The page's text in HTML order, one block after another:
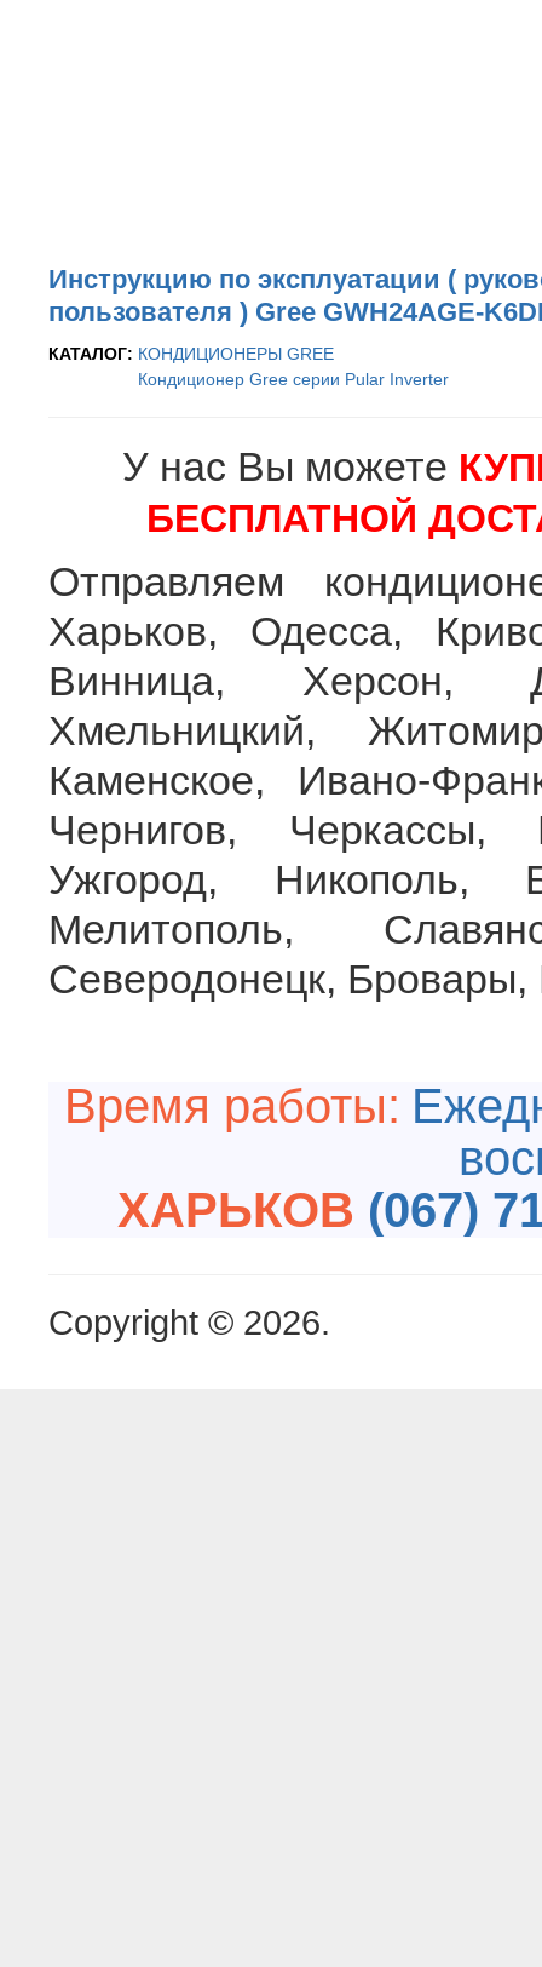
Инструкцию по эксплуатации (
пользователя ) Gree GWH24AGE-
КАТАЛОГ: КОНДИЦИОНЕРЫ GREE
Кондиционер Gree серии Pular Inverter
У нас Вы можете
БЕСПЛАТНОЙ
Отправляем
Харьков, Одесса,
Винница, Херсон,
Хмельницкий,
Каменское, Ивано-
Чернигов, Черкассы,
Ужгород, Никополь,
Мелитополь,
Северодонецк, Бровары,
Время работы:
ХАРЬКОВ (067)
Copyright © 2026.